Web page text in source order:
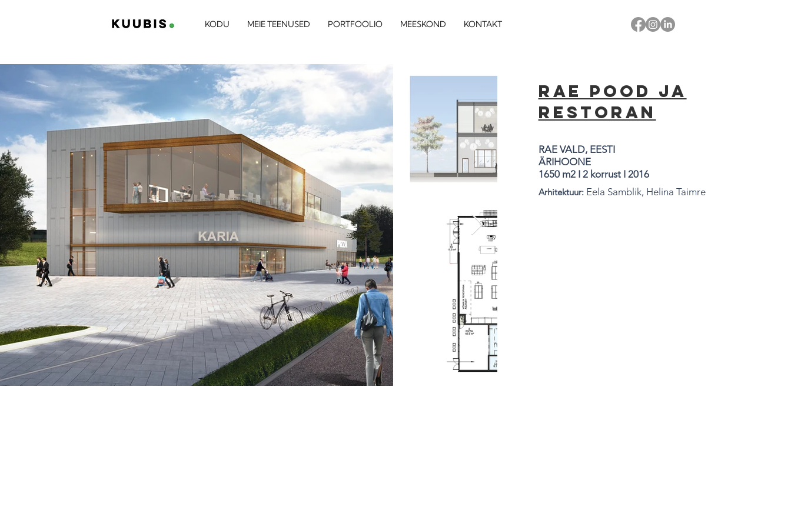
KODU MEIE TEENUSED PORTFOOLIO MEESKOND KONTAKT
RAE POOD JA
RESTORAN
RAE VALD, EESTI
ÄRIHOONE
1650 m2 I 2 korrust I 2016
Arhitektuur: Eela Samblik, Helina Taimre